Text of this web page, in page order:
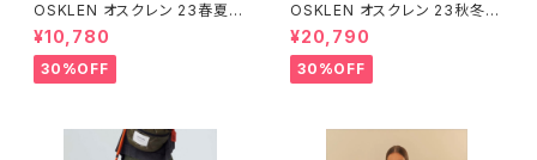
OSKLEN オスクレン 23春夏 ト
ップス 1027-67292
¥10,780
30%OFF
OSKLEN オスクレン 23秋冬
ボトムス 1041-66127
¥20,790
30%OFF